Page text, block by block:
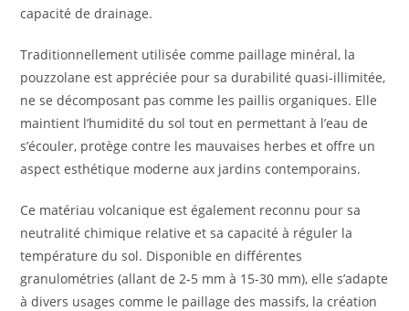
capacité de drainage.
Traditionnellement utilisée comme paillage minéral, la
pouzzolane est appréciée pour sa durabilité quasi-illimitée,
ne se décomposant pas comme les paillis organiques. Elle
maintient l’humidité du sol tout en permettant à l’eau de
s’écouler, protège contre les mauvaises herbes et offre un
aspect esthétique moderne aux jardins contemporains.
Ce matériau volcanique est également reconnu pour sa
neutralité chimique relative et sa capacité à réguler la
température du sol. Disponible en différentes
granulométries (allant de 2-5 mm à 15-30 mm), elle s’adapte
à divers usages comme le paillage des massifs, la création